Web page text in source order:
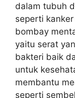
dalam tubuh
seperti
bombay
yaitu serat
bakteri baik
untuk
membantu
seperti